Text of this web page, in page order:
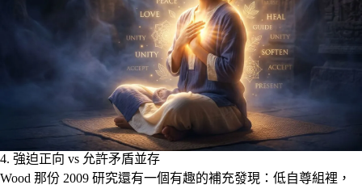
4. 強迫正向 vs 允許矛盾並存
Wood 那份 2009 研究還有一個有趣的補充發現：低自尊組裡，